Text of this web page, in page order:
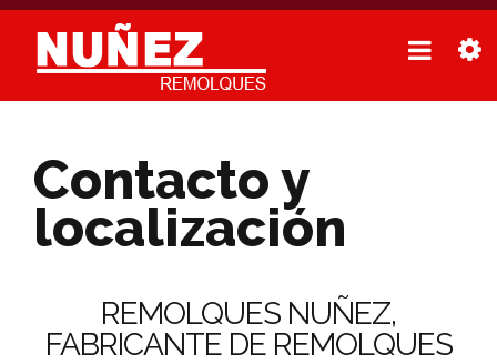
Contacto y
localización
REMOLQUES NUÑEZ,
FABRICANTE DE REMOLQUES